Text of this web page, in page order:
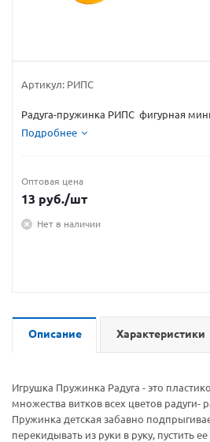
Артикул: РИПС
Радуга-пружинка РИПС фигурная
Подробнее
Оптовая цена
13 руб./шт
Нет в наличии
Описание Характеристики
Игрушка Пружинка Радуга - это
множества витков всех цветов радуги-
Пружинка детская забавно
перекидывать из руки в руку, пустить